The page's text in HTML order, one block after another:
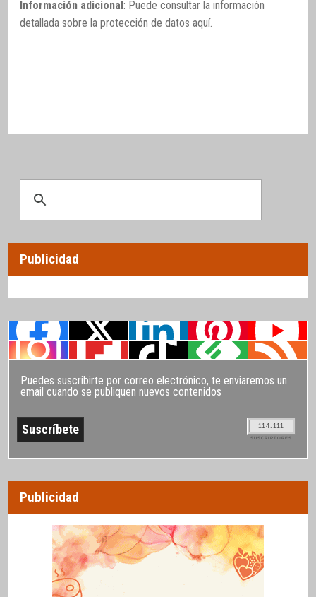
Información adicional: Puede consultar la información
detallada sobre la protección de datos aquí.
Publicidad
Puedes suscribirte por correo electrónico, te enviaremos un
email cuando se publiquen nuevos contenidos
114.111
SUSCRIPTORES
Publicidad